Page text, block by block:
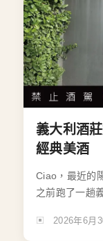
義大利酒
經典美酒
Ciao，最近的
之前跑了一趟
2026年6月